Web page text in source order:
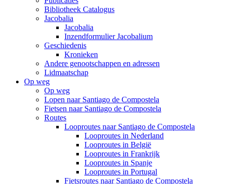
Bibliotheek Catalogus
Jacobalia
Jacobalia
Inzendformulier Jacobalium
Geschiedenis
Kronieken
Andere genootschappen en adressen
Lidmaatschap
Op weg
Op weg
Lopen naar Santiago de Compostela
Fietsen naar Santiago de Compostela
Routes
Looproutes naar Santiago de Compostela
Looproutes in Nederland
Looproutes in België
Looproutes in Frankrijk
Looproutes in Spanje
Looproutes in Portugal
Fietsroutes naar Santiago de Compostela